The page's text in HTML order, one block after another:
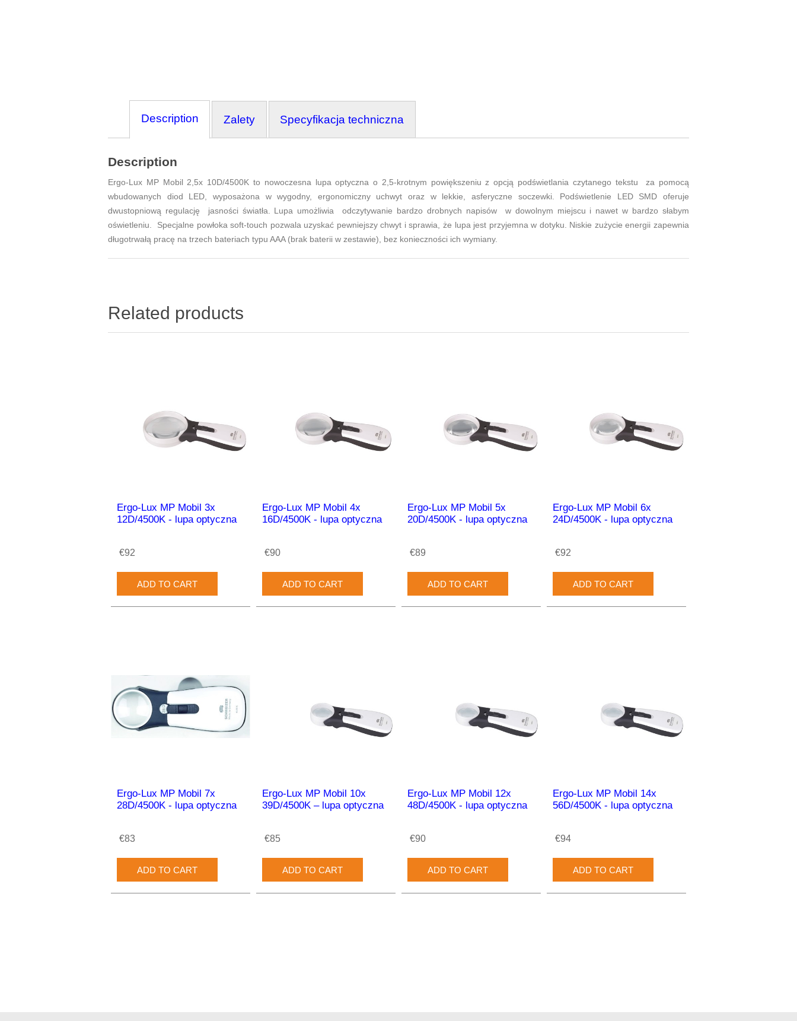
Description Zalety Specyfikacja techniczna
Description
Ergo-Lux MP Mobil 2,5x 10D/4500K to nowoczesna lupa optyczna o 2,5-krotnym powiększeniu z opcją podświetlania czytanego tekstu za pomocą
wbudowanych diod LED, wyposażona w wygodny, ergonomiczny uchwyt oraz w lekkie, asferyczne soczewki. Podświetlenie LED SMD oferuje
dwustopniową regulację jasności światła. Lupa umożliwia odczytywanie bardzo drobnych napisów w dowolnym miejscu i nawet w bardzo słabym
oświetleniu. Specjalne powłoka soft-touch pozwala uzyskać pewniejszy chwyt i sprawia, że lupa jest przyjemna w dotyku. Niskie zużycie energii zapewnia
długotrwałą pracę na trzech bateriach typu AAA (brak baterii w zestawie), bez konieczności ich wymiany.
Related products
Ergo-Lux MP Mobil 3x
12D/4500K - lupa optyczna
€92
Ergo-Lux MP Mobil 4x
16D/4500K - lupa optyczna
€90
Ergo-Lux MP Mobil 5x
20D/4500K - lupa optyczna
€89
Ergo-Lux MP Mobil 6x
24D/4500K - lupa optyczna
€92
Ergo-Lux MP Mobil 7x
28D/4500K - lupa optyczna
€83
Ergo-Lux MP Mobil 10x
39D/4500K – lupa optyczna
€85
Ergo-Lux MP Mobil 12x
48D/4500K - lupa optyczna
€90
Ergo-Lux MP Mobil 14x
56D/4500K - lupa optyczna
€94